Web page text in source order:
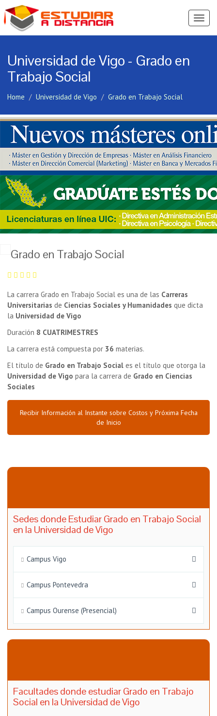
Ver
Universidad de Vigo - Grado en
Trabajo Social
Home Universidad de Vigo Grado en Trabajo Social
Grado en Trabajo Social
La carrera Grado en Trabajo Social es una de las Carreras
Universitarias de Ciencias Sociales y Humanidades que dicta
la Universidad de Vigo
Duración 8 CUATRIMESTRES
La carrera está compuesta por 36 materias.
El título de Grado en Trabajo Social es el título que otorga la
Universidad de Vigo para la carrera de Grado en Ciencias
Sociales
Recibir Información al Instante sobre Costos y Próxima Fecha
de Inicio
Sedes donde Estudiar Grado en Trabajo Social
en la Universidad de Vigo
Campus Vigo
Campus Pontevedra
Campus Ourense (Presencial)
Facultades donde estudiar Grado en Trabajo
Social en la Universidad de Vigo